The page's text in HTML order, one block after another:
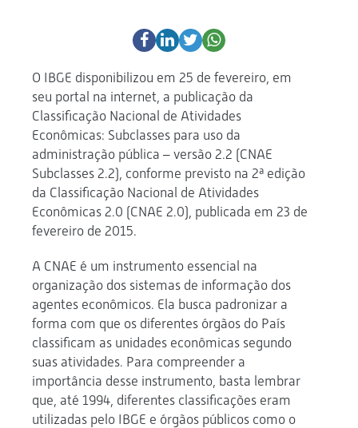
O IBGE disponibilizou em 25 de fevereiro, em
seu portal na internet, a publicação da
Classificação Nacional de Atividades
Econômicas: Subclasses para uso da
administração pública – versão 2.2 (CNAE
Subclasses 2.2), conforme previsto na 2ª edição
da Classificação Nacional de Atividades
Econômicas 2.0 (CNAE 2.0), publicada em 23 de
fevereiro de 2015.
A CNAE é um instrumento essencial na
organização dos sistemas de informação dos
agentes econômicos. Ela busca padronizar a
forma com que os diferentes órgãos do País
classificam as unidades econômicas segundo
suas atividades. Para compreender a
importância desse instrumento, basta lembrar
que, até 1994, diferentes classificações eram
utilizadas pelo IBGE e órgãos públicos como o